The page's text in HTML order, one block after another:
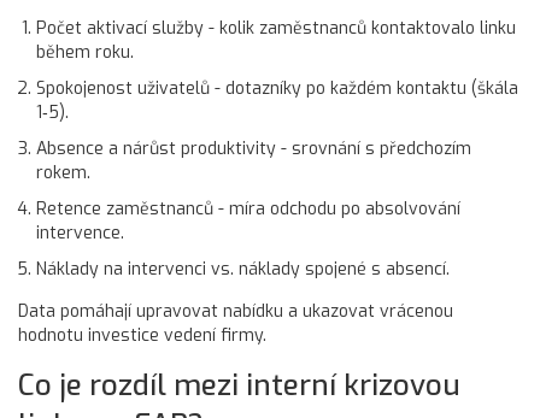
Počet aktivací služby - kolik zaměstnanců kontaktovalo linku
během roku.
Spokojenost uživatelů - dotazníky po každém kontaktu (škála
1‑5).
Absence a nárůst produktivity - srovnání s předchozím
rokem.
Retence zaměstnanců - míra odchodu po absolvování
intervence.
Náklady na intervenci vs. náklady spojené s absencí.
Data pomáhají upravovat nabídku a ukazovat vrácenou
hodnotu investice vedení firmy.
Co je rozdíl mezi interní krizovou